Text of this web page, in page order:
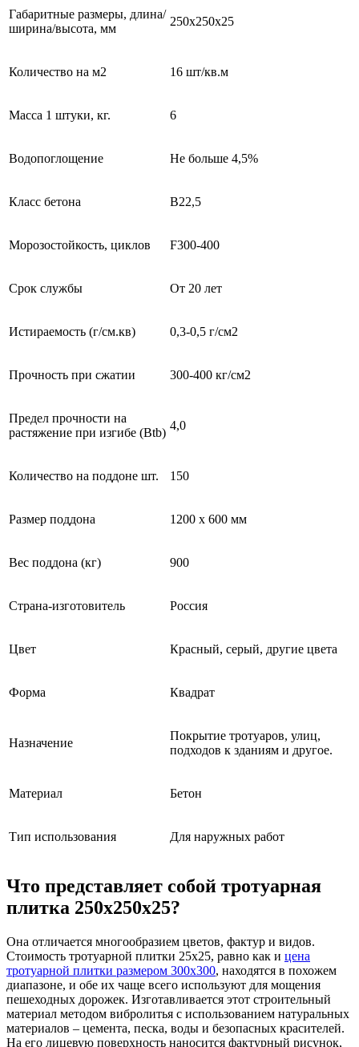
Габаритные размеры, длина/
ширина/высота, мм
250x250x25
Количество на м2 16 шт/кв.м
Масса 1 штуки, кг. 6
Водопоглощение Не больше 4,5%
Класс бетона В22,5
Морозостойкость, циклов F300-400
Срок службы От 20 лет
Истираемость (г/см.кв) 0,3-0,5 г/см2
Прочность при сжатии 300-400 кг/см2
Предел прочности на
растяжение при изгибе (Btb)
4,0
Количество на поддоне шт. 150
Размер поддона 1200 x 600 мм
Вес поддона (кг) 900
Страна-изготовитель Россия
Цвет Красный, серый, другие цвета
Форма Квадрат
Назначение
Покрытие тротуаров, улиц,
подходов к зданиям и другое.
Материал Бетон
Тип использования Для наружных работ
Что представляет собой тротуарная
плитка 250х250х25?
Она отличается многообразием цветов, фактур и видов.
Стоимость тротуарной плитки 25х25, равно как и цена
тротуарной плитки размером 300х300, находятся в похожем
диапазоне, и обе их чаще всего используют для мощения
пешеходных дорожек. Изготавливается этот строительный
материал методом вибролитья с использованием натуральных
материалов – цемента, песка, воды и безопасных красителей.
На его лицевую поверхность наносится фактурный рисунок,